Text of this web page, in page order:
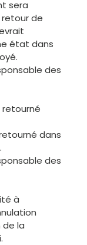
sera
de
état dans
des
dans
des
à
la